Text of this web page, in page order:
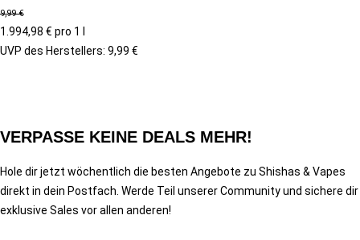
9,99 €
1.994,98 € pro 1 l
UVP des Herstellers: 9,99 €
VERPASSE KEINE DEALS MEHR!
Hole dir jetzt wöchentlich die besten Angebote zu Shishas & Vapes
direkt in dein Postfach. Werde Teil unserer Community und sichere dir
exklusive Sales vor allen anderen!